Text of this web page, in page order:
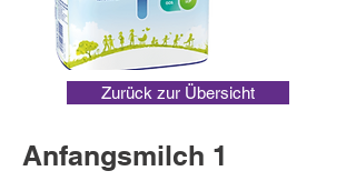
Anfangsmilch 1
Zurück zur Übersicht